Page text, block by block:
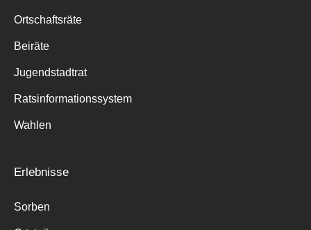
Ortschaftsräte
Beiräte
Jugendstadtrat
Ratsinformationssystem
Wahlen
Erlebnisse
Sorben